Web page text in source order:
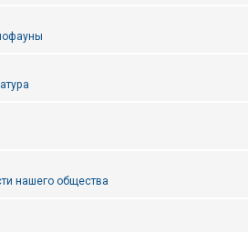
нашего общества